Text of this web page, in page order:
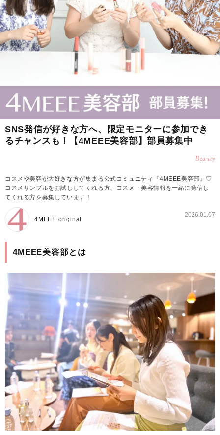
SNS発信が好きな方へ、限定モニターに参加でき
るチャンスも！【4MEEE美容部】部員募集中
Beauty
コスメや美容が大好きな方が集まる公式コミュニティ『4MEEE美容部』♡
コスメサンプルをお試ししてくれる方、コスメ・美容情報を一緒に発信し
てくれる方を募集しています！
4MEEE original
2026.01.07
4MEEE美容部とは